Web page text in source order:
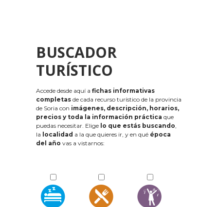
BUSCADOR
TURÍSTICO
Accede desde aquí a fichas informativas
completas de cada recurso turístico de la provincia
de Soria con imágenes, descripción, horarios,
precios y toda la información práctica que
puedas necesitar. Elige lo que estás buscando,
la localidad a la que quieres ir, y en qué época
del año vas a vistarnos: